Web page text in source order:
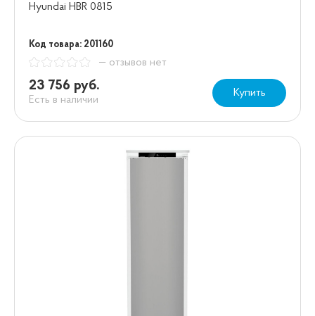
Hyundai HBR 0815
Код товара: 201160
— отзывов нет
23 756 руб.
Есть в наличии
Купить